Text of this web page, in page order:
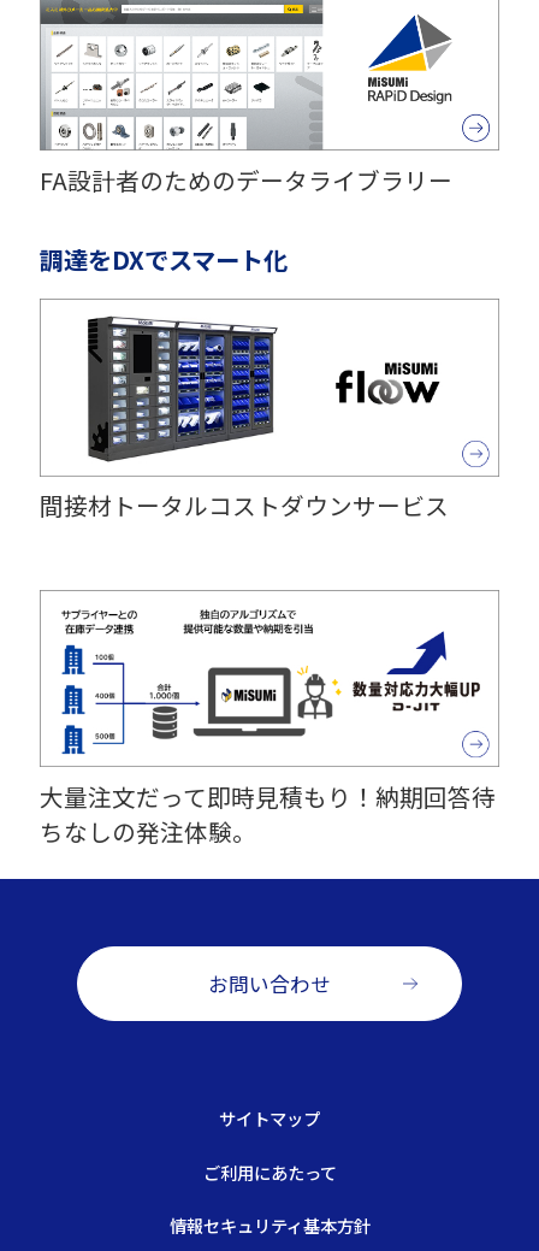
FA設計者のためのデータライブラリー
調達をDXでスマート化
間接材トータルコストダウンサービス
大量注文だって即時見積もり！納期回答待
ちなしの発注体験。
サイトマップ
ご利用にあたって
情報セキュリティ基本方針
お問い合わせ